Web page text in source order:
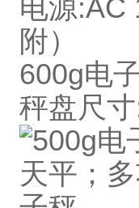
电源:AC
附）
600g电
秤盘尺